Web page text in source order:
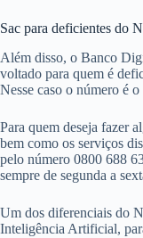
Sac para deficientes do
Além disso, o Banco
voltado para quem é
Nesse caso o número é
Para quem deseja fazer
bem como os serviços
pelo número 0800 688
sempre de segunda a
Um dos diferenciais do
Inteligência Artificial,